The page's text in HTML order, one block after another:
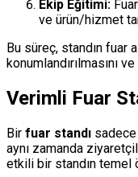
Ekip Eğitimi:
ve ürün/hizmet
Bu süreç, standın fuar
konumlandırılmasını
Verimli Fuar
Bir fuar standı sadece
aynı zamanda
etkili bir standın temel